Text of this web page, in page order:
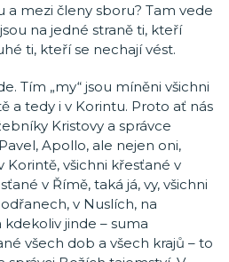
a mezi členy sboru? Tam vede
na jedné straně ti, kteří
ti, kteří se nechají vést.
Tím „my“ jsou míněni všichni
a tedy i v Korintu. Proto ať nás
Kristovy a správce
Apollo, ale nejen oni,
Korintě, všichni křesťané v
v Římě, taká já, vy, všichni
v Nuslích, na
kdekoliv jinde – suma
všech dob a všech krajů – to